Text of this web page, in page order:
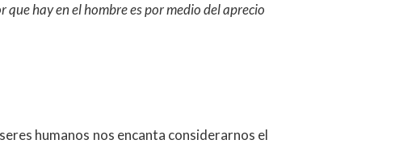
hay en el hombre es por medio del aprecio
humanos nos encanta considerarnos el